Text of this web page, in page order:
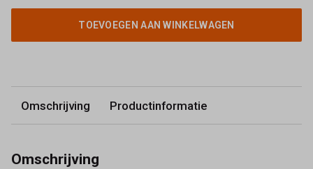
TOEVOEGEN AAN WINKELWAGEN
Omschrijving Productinformatie
Omschrijving